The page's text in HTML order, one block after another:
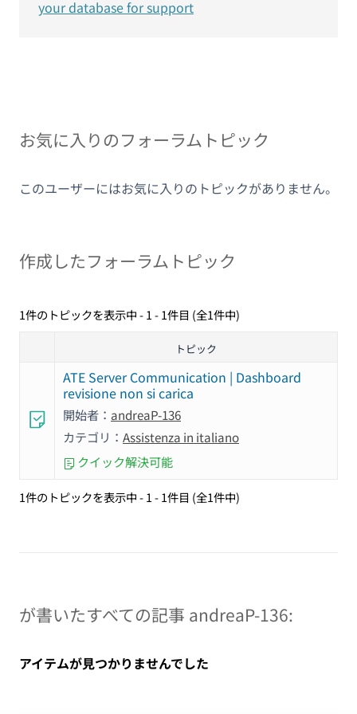
お気に入りのフォーラムトピック
このユーザーにはお気に入りのトピックがありません。
作成したフォーラムトピック
1件のトピックを表示中 - 1 - 1件目 (全1件中)
トピック
ATE Server Communication | Dashboard
revisione non si carica
開始者： andreaP-136
カテゴリ： Assistenza in italiano
クイック解決可能
1件のトピックを表示中 - 1 - 1件目 (全1件中)
が書いたすべての記事 andreaP-136:
アイテムが見つかりませんでした
your database for support